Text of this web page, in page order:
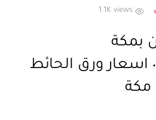
1.1K views
بمكة
جوال:٠٥٥٢٣٥٨٠٨٧ اسعار ورق الحائط
مكة